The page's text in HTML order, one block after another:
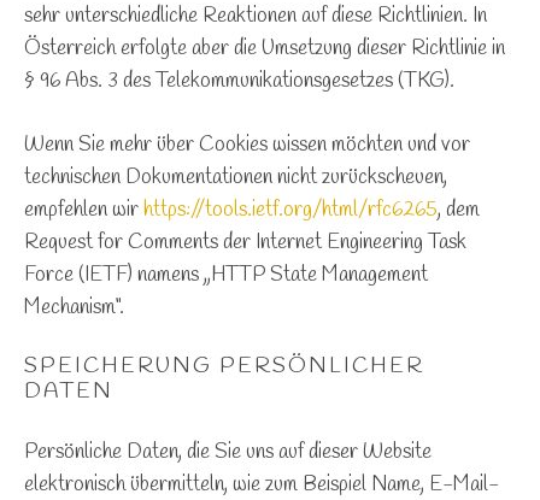
sehr unterschiedliche Reaktionen auf diese Richtlinien. In
Österreich erfolgte aber die Umsetzung dieser Richtlinie in
§ 96 Abs. 3 des Telekommunikationsgesetzes (TKG).
Wenn Sie mehr über Cookies wissen möchten und vor
technischen Dokumentationen nicht zurückscheuen,
empfehlen wirhttps://tools.ietf.org/html/rfc6265, dem
Request for Comments der Internet Engineering Task
Force (IETF) namens „HTTP State Management
Mechanism“.
SPEICHERUNG PERSÖNLICHER
DATEN
Persönliche Daten, die Sie uns auf dieser Website
elektronisch übermitteln, wie zum Beispiel Name, E-Mail-